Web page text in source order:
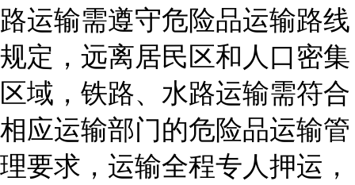
路运输需遵守危险品运输路线
规定，远离居民区和人口密集
区域，铁路、水路运输需符合
相应运输部门的危险品运输管
理要求，运输全程专人押运，